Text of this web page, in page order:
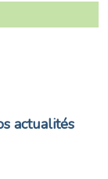
actualités